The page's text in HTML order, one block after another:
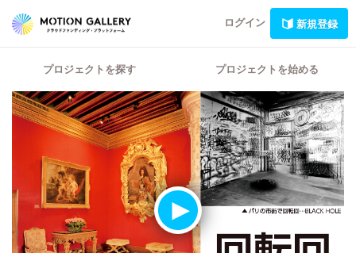
ログイン 新規登録
プロジェクトを探す プロジェクトを始める